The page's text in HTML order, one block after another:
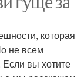
которая
не всем
вы хотите